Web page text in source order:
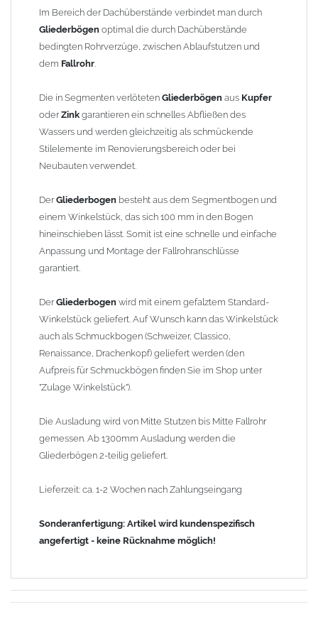
finden Sie im Shop unter "Zulage Winkelstück").
Die Ausladung wird von Mitte Stutzen bis Mitte Fallrohr
gemessen. Ab 1300mm Ausladung werden die Gliederbögen 2-
Lieferzeit: ca. 1-2 Wochen nach Zahlungseingang
Sonderanfertigung: Artikel wird kundenspezifisch angefertigt -
keine Rücknahme möglich!
Im Bereich der Dachüberstände verbindet man durch
Gliederbögen optimal die durch Dachüberstände
bedingten Rohrverzüge, zwischen Ablaufstutzen und
dem Fallrohr.
Die in Segmenten verlöteten Gliederbögen aus Kupfer
oderZink garantieren ein schnelles Abfließen des
Wassers und werden gleichzeitig als schmückende
Stilelemente im Renovierungsbereich oder bei
Neubauten verwendet.
DerGliederbogen besteht aus dem Segmentbogen und
einem Winkelstück, das sich 100 mm in den Bogen
hineinschieben lässt. Somit ist eine schnelle und einfache
Anpassung und Montage der Fallrohranschlüsse
garantiert.
DerGliederbogen wird mit einem gefalztem Standard-
Winkelstück geliefert. Auf Wunsch kann das Winkelstück
auch als Schmuckbogen (Schweizer, Classico,
Renaissance, Drachenkopf) geliefert werden (den
Aufpreis für Schmuckbögen finden Sie im Shop unter
"Zulage Winkelstück").
Die Ausladung wird von Mitte Stutzen bis Mitte Fallrohr
gemessen. Ab 1300mm Ausladung werden die
Gliederbögen 2-teilig geliefert.
Lieferzeit: ca. 1-2 Wochen nach Zahlungseingang
Sonderanfertigung: Artikel wird kundenspezifisch
angefertigt - keine Rücknahme möglich!